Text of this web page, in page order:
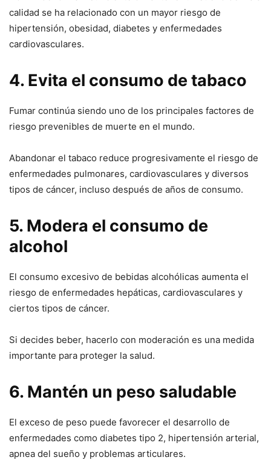
calidad se ha relacionado con un mayor riesgo de
hipertensión, obesidad, diabetes y enfermedades
cardiovasculares.
4. Evita el consumo de tabaco
Fumar continúa siendo uno de los principales factores de
riesgo prevenibles de muerte en el mundo.
Abandonar el tabaco reduce progresivamente el riesgo de
enfermedades pulmonares, cardiovasculares y diversos
tipos de cáncer, incluso después de años de consumo.
5. Modera el consumo de
alcohol
El consumo excesivo de bebidas alcohólicas aumenta el
riesgo de enfermedades hepáticas, cardiovasculares y
ciertos tipos de cáncer.
Si decides beber, hacerlo con moderación es una medida
importante para proteger la salud.
6. Mantén un peso saludable
El exceso de peso puede favorecer el desarrollo de
enfermedades como diabetes tipo 2, hipertensión arterial,
apnea del sueño y problemas articulares.